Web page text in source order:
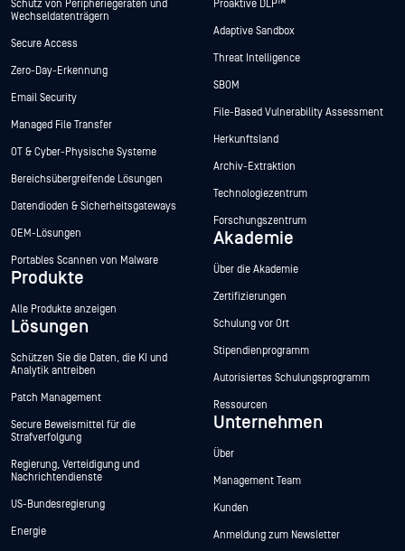
Schutz von Peripheriegeräten und
Wechseldatenträgern
Secure Access
Zero-Day-Erkennung
Email Security
Managed File Transfer
OT & Cyber-Physische Systeme
Bereichsübergreifende Lösungen
Datendioden & Sicherheitsgateways
OEM-Lösungen
Portables Scannen von Malware
Produkte
Alle Produkte anzeigen
Lösungen
Schützen Sie die Daten, die KI und
Analytik antreiben
Patch Management
Secure Beweismittel für die
Strafverfolgung
Regierung, Verteidigung und
Nachrichtendienste
US-Bundesregierung
Energie
Proaktive DLP™
Adaptive Sandbox
Threat Intelligence
SBOM
File-Based Vulnerability Assessment
Herkunftsland
Archiv-Extraktion
Technologiezentrum
Forschungszentrum
Akademie
Über die Akademie
Zertifizierungen
Schulung vor Ort
Stipendienprogramm
Autorisiertes Schulungsprogramm
Ressourcen
Unternehmen
Über
Management Team
Kunden
Anmeldung zum Newsletter